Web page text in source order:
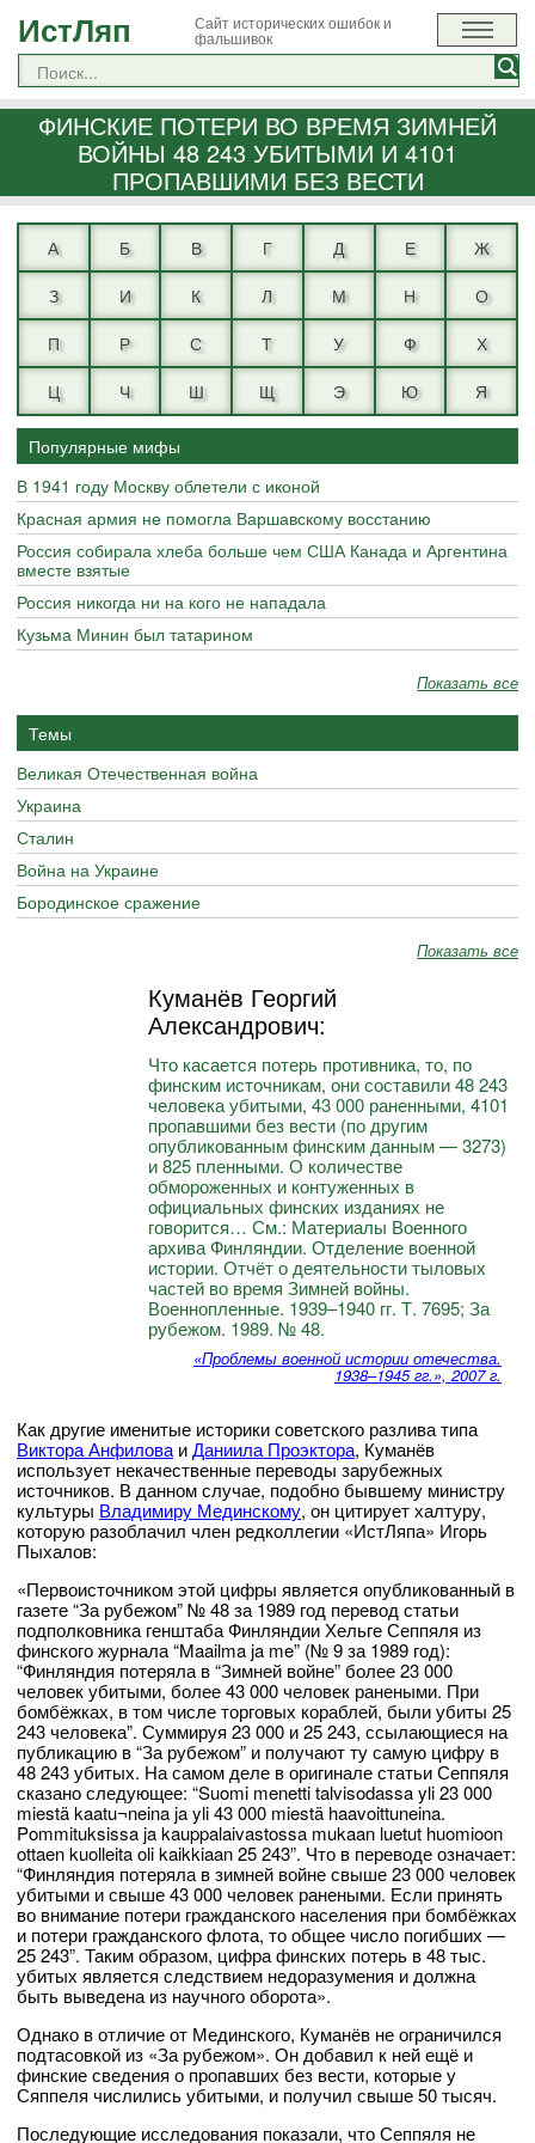
ИстЛяп Сайт исторических ошибок и
фальшивок
ФИНСКИЕ ПОТЕРИ ВО ВРЕМЯ ЗИМНЕЙ
ВОЙНЫ 48 243 УБИТЫМИ И 4101
ПРОПАВШИМИ БЕЗ ВЕСТИ
А Б В Г Д Е
Ж
З
И К Л М Н
О
П
Р С Т У Ф
Х
Ц
Ч Ш Щ Э Ю Я
Популярные мифы
В 1941 году Москву облетели с иконой
Красная армия не помогла Варшавскому восстанию
Россия собирала хлеба больше чем США Канада и Аргентина
вместе взятые
Россия никогда ни на кого не нападала
Кузьма Минин был татарином
Показать все
Темы
Великая Отечественная война
Украина
Сталин
Война на Украине
Бородинское сражение
Показать все
Куманёв Георгий
Александрович:
Что касается потерь противника, то, по
финским источникам, они составили 48 243
человека убитыми, 43 000 раненными, 4101
пропавшими без вести (по другим
опубликованным финским данным — 3273)
и 825 пленными. О количестве
обмороженных и контуженных в
официальных финских изданиях не
говорится… См.: Материалы Военного
архива Финляндии. Отделение военной
истории. Отчёт о деятельности тыловых
частей во время Зимней войны.
Военнопленные. 1939–1940 гг. Т. 7695; За
рубежом. 1989. № 48.
«Проблемы военной истории отечества.
1938–1945 гг.», 2007 г.
Как другие именитые историки советского разлива типа
Виктора АнфиловаиДаниила Проэктора, Куманёв
использует некачественные переводы зарубежных
источников. В данном случае, подобно бывшему министру
культуры Владимиру Мединскому, он цитирует халтуру,
которую разоблачил член редколлегии «ИстЛяпа» Игорь
Пыхалов:
«Первоисточником этой цифры является опубликованный в
газете “За рубежом” № 48 за 1989 год перевод статьи
подполковника генштаба Финляндии Хельге Сеппяля из
финского журнала “Maailma ja me” (№ 9 за 1989 год):
“Финляндия потеряла в “Зимней войне” более 23 000
человек убитыми, более 43 000 человек ранеными. При
бомбёжках, в том числе торговых кораблей, были убиты 25
243 человека”. Суммируя 23 000 и 25 243, ссылающиеся на
публикацию в “За рубежом” и получают ту самую цифру в
48 243 убитых. На самом деле в оригинале статьи Сеппяля
сказано следующее: “Suomi menetti talvisodassa yli 23 000
miestä kaatu¬neina ja yli 43 000 miestä haavoittuneina.
Pommituksissa ja kauppalaivastossa mukaan luetut huomioon
ottaen kuolleita oli kaikkiaan 25 243”. Что в переводе означает:
“Финляндия потеряла в зимней войне свыше 23 000 человек
убитыми и свыше 43 000 человек ранеными. Если принять
во внимание потери гражданского населения при бомбёжках
и потери гражданского флота, то общее число погибших —
25 243”. Таким образом, цифра финских потерь в 48 тыс.
убитых является следствием недоразумения и должна
быть выведена из научного оборота».
Однако в отличие от Мединского, Куманёв не ограничился
подтасовкой из «За рубежом». Он добавил к ней ещё и
финские сведения о пропавших без вести, которые у
Сяппеля числились убитыми, и получил свыше 50 тысяч.
Последующие исследования показали, что Сеппяля не